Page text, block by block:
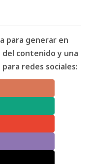
para generar en
contenido y una
redes sociales: